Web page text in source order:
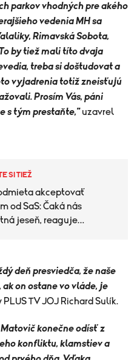
parkov vhodných pre akého
vedenia MH sa
Rimavská Sobota,
by tiež mali títo dvaja
treba si doštudovat a
vyjadrenia totiž zneisťujú
Prosím Vás, páni
s tým prestaňte,"uzavrel
SI TIEŽ
akceptovať
od SaS: Čaká nás
jeseň, reaguje
deň presviedča, že naše
on ostane vo vláde, je
TV JOJ Richard Sulík.
konečne odísť z
konfliktu, klamstiev a